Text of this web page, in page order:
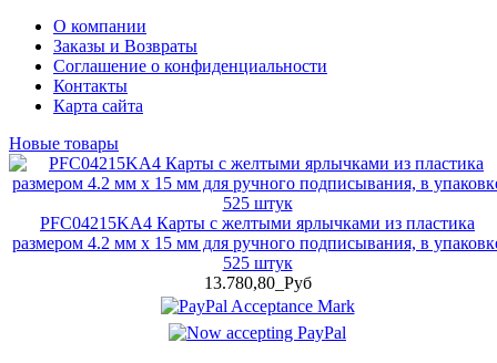
О компании
Заказы и Возвраты
Соглашение о конфиденциальности
Контакты
Карта сайта
Новые товары
PFC04215KA4 Карты с желтыми ярлычками из пластика
размером 4.2 мм x 15 мм для ручного подписывания, в
525 штук
13.780,80_Руб